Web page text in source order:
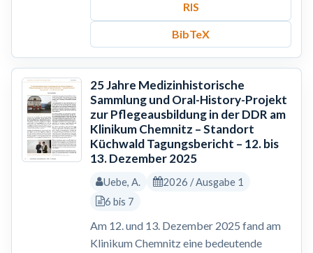
RIS
BibTeX
25 Jahre Medizinhistorische
Sammlung und Oral-History-Projekt
zur Pflegeausbildung in der DDR am
Klinikum Chemnitz – Standort
Küchwald Tagungsbericht – 12. bis
13. Dezember 2025
Uebe, A.
2026 / Ausgabe 1
6 bis 7
Am 12. und 13. Dezember 2025 fand am
Klinikum Chemnitz eine bedeutende